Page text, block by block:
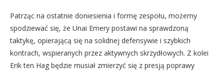
Patrząc na ostatnie doniesienia i formę zespołu, możemy
spodziewać się, że Unai Emery postawi na sprawdzoną
taktykę, opierającą się na solidnej defensywie i szybkich
kontrach, wspieranych przez aktywnych skrzydłowych. Z kolei
Erik ten Hag będzie musiał zmierzyć się z presją poprawy